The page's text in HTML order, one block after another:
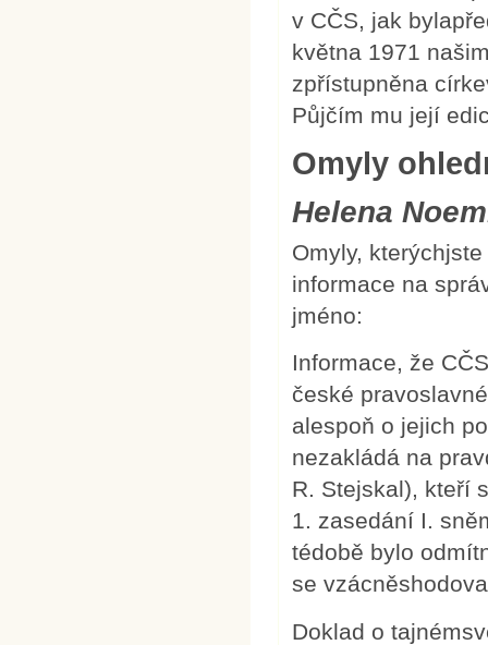
v CČS, jak
května 1971
zpřístupněna
Půjčím mu její
Omyly
Helena
Omyly,
informace na
jméno:
Informace, že
české
alespoň o jejich
nezakládá na
R. Stejskal), kteří
1. zasedání I.
tédobě bylo
se
Doklad o